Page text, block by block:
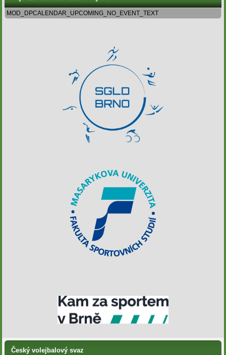
MOD_DPCALENDAR_UPCOMING_NO_EVENT_TEXT
Český volejbalový svaz